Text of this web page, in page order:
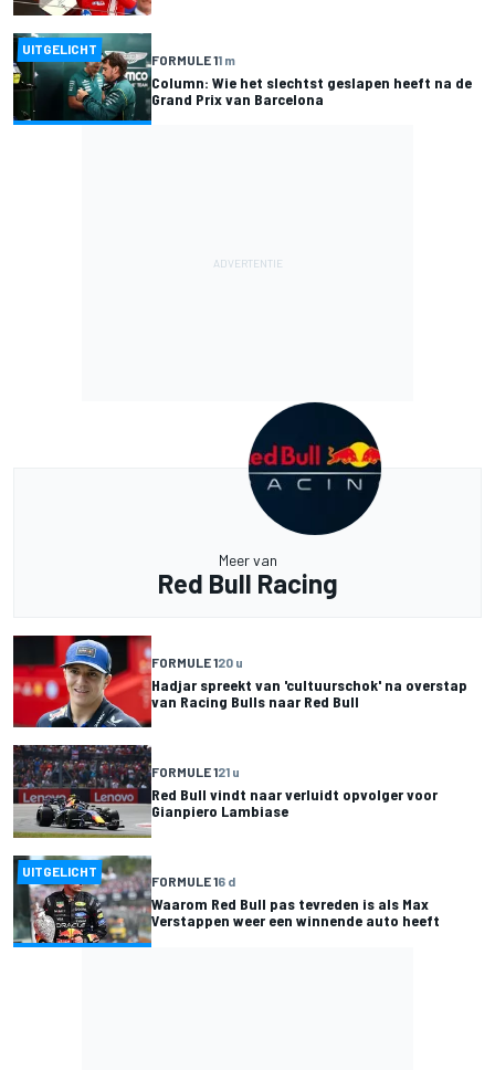
UITGELICHT
FORMULE 11 m
Column: Wie het slechtst geslapen heeft na de
Grand Prix van Barcelona
Meer van
Red Bull Racing
FORMULE 120 u
Hadjar spreekt van 'cultuurschok' na overstap
van Racing Bulls naar Red Bull
FORMULE 121 u
Red Bull vindt naar verluidt opvolger voor
Gianpiero Lambiase
UITGELICHT
FORMULE 16 d
Waarom Red Bull pas tevreden is als Max
Verstappen weer een winnende auto heeft